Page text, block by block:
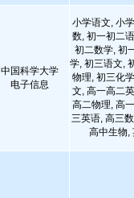
中国科学大学
电子信息
小学语文, 小
数, 初一初二
初二数学, 初
学, 初三语文,
物理, 初三化
文, 高一高二
高二物理, 高
三英语, 高三
高中生物,